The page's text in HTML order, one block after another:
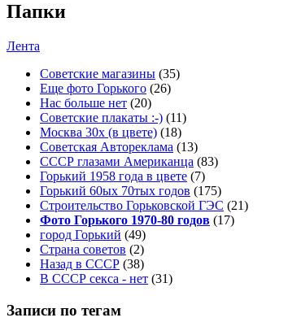
Папки
Лента
Советские магазины (35)
Еще фото Горького (26)
Нас больше нет (20)
Советские плакаты :-) (11)
Москва 30x (в цвете) (18)
Советская Автореклама (13)
СССР глазами Американца (83)
Горький 1958 года в цвете (7)
Горький 60ых 70тых годов (175)
Строительство Горьковской ГЭС (21)
Фото Горького 1970-80 годов (17)
город Горький (49)
Страна советов (2)
Назад в СССР (38)
В СССР секса - нет (31)
Записи по тегам